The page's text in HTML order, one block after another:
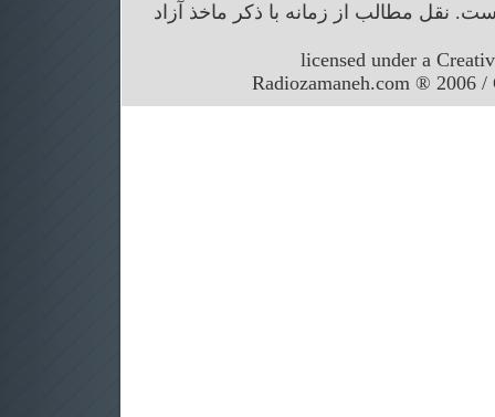
نقل مطالب از زمانه با ذکر ماخذ آزاد
licensed under a